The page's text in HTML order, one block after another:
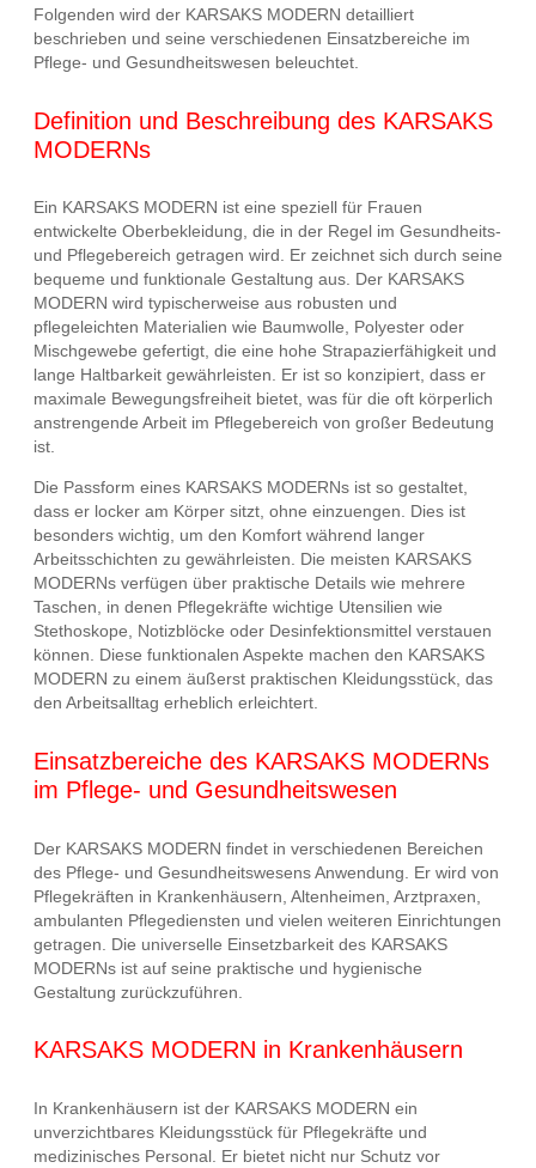
Folgenden wird der KARSAKS MODERN detailliert
beschrieben und seine verschiedenen Einsatzbereiche im
Pflege- und Gesundheitswesen beleuchtet.
Definition und Beschreibung des KARSAKS
MODERNs
Ein KARSAKS MODERN ist eine speziell für Frauen
entwickelte Oberbekleidung, die in der Regel im Gesundheits-
und Pflegebereich getragen wird. Er zeichnet sich durch seine
bequeme und funktionale Gestaltung aus. Der KARSAKS
MODERN wird typischerweise aus robusten und
pflegeleichten Materialien wie Baumwolle, Polyester oder
Mischgewebe gefertigt, die eine hohe Strapazierfähigkeit und
lange Haltbarkeit gewährleisten. Er ist so konzipiert, dass er
maximale Bewegungsfreiheit bietet, was für die oft körperlich
anstrengende Arbeit im Pflegebereich von großer Bedeutung
ist.
Die Passform eines KARSAKS MODERNs ist so gestaltet,
dass er locker am Körper sitzt, ohne einzuengen. Dies ist
besonders wichtig, um den Komfort während langer
Arbeitsschichten zu gewährleisten. Die meisten KARSAKS
MODERNs verfügen über praktische Details wie mehrere
Taschen, in denen Pflegekräfte wichtige Utensilien wie
Stethoskope, Notizblöcke oder Desinfektionsmittel verstauen
können. Diese funktionalen Aspekte machen den KARSAKS
MODERN zu einem äußerst praktischen Kleidungsstück, das
den Arbeitsalltag erheblich erleichtert.
Einsatzbereiche des KARSAKS MODERNs
im Pflege- und Gesundheitswesen
Der KARSAKS MODERN findet in verschiedenen Bereichen
des Pflege- und Gesundheitswesens Anwendung. Er wird von
Pflegekräften in Krankenhäusern, Altenheimen, Arztpraxen,
ambulanten Pflegediensten und vielen weiteren Einrichtungen
getragen. Die universelle Einsetzbarkeit des KARSAKS
MODERNs ist auf seine praktische und hygienische
Gestaltung zurückzuführen.
KARSAKS MODERN in Krankenhäusern
In Krankenhäusern ist der KARSAKS MODERN ein
unverzichtbares Kleidungsstück für Pflegekräfte und
medizinisches Personal. Er bietet nicht nur Schutz vor